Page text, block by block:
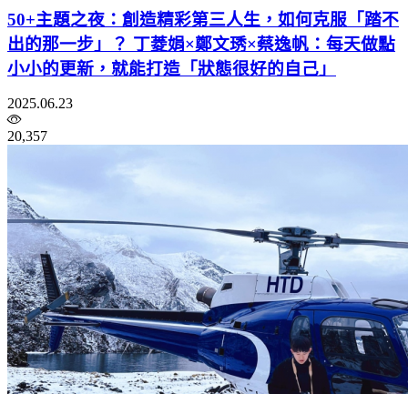
50+主題之夜：創造精彩第三人生，如何克服「踏不
出的那一步」？ 丁菱娟×鄭文琇×蔡逸帆：每天做點
小小的更新，就能打造「狀態很好的自己」
2025.06.23
20,357